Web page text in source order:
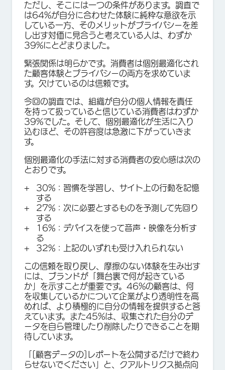
ただし、そこには一つの条件があります。調査で
は64%が自分に合わせた体験に純粋な意欲を示
している一方、そのメリットがプライバシーを差
し出す対価に見合うと考えている人は、わずか
39%にとどまりました。
緊張関係は明らかです。消費者は個別最適化され
た顧客体験とプライバシーの両方を求めていま
す。欠けているのは信頼です。
今回の調査では、組織が自分の個人情報を責任
を持って扱っていると信じている消費者はわずか
39%でした。そして、個別最適化が生活に入り
込むほど、その許容度は急激に下がっていきま
す。
個別最適化の手法に対する消費者の安心感は次の
とおりです。
30%：習慣を学習し、サイト上の行動を記憶
する
27%：次に必要とするものを予測して先回り
する
16%：デバイスを使って音声・映像を分析す
る
32%：上記のいずれも受け入れられない
この信頼を取り戻し、摩擦のない体験を生み出す
には、ブランドが「舞台裏で何が起きている
か」を示すことが重要です。46%の顧客は、何
を収集しているかについて企業がより透明性を高
めれば、より積極的に自分の情報を提供すると答
えています。また45%は、収集された自分のデ
ータを自ら管理したり削除したりできることを期
待しています。
「[顧客データの]レポートを公開するだけで終わ
らせないでください」と、クアルトリクス拠点向